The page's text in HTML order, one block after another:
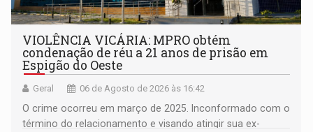
VIOLÊNCIA VICÁRIA: MPRO obtém
condenação de réu a 21 anos de prisão em
Espigão do Oeste
Geral 06 de Agosto de 2026 às 16:42
O crime ocorreu em março de 2025. Inconformado com o
término do relacionamento e visando atingir sua ex-